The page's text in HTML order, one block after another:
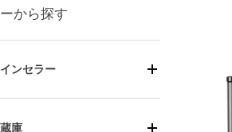
から探す
ンセラー
庫